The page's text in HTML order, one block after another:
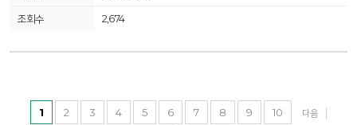
2,674
1 2 3 4 5 6 7 8 9 10
다음